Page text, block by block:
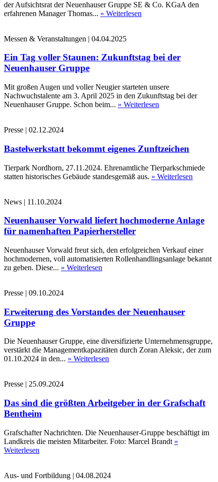
der Aufsichtsrat der Neuenhauser Gruppe SE & Co. KGaA den
erfahrenen Manager Thomas... » Weiterlesen
Messen & Veranstaltungen | 04.04.2025
Ein Tag voller Staunen: Zukunftstag bei der
Neuenhauser Gruppe
Mit großen Augen und voller Neugier starteten unsere
Nachwuchstalente am 3. April 2025 in den Zukunftstag bei der
Neuenhauser Gruppe. Schon beim... » Weiterlesen
Presse | 02.12.2024
Bastelwerkstatt bekommt eigenes Zunftzeichen
Tierpark Nordhorn, 27.11.2024. Ehrenamtliche Tierparkschmiede
statten historisches Gebäude standesgemäß aus. » Weiterlesen
News | 11.10.2024
Neuenhauser Vorwald liefert hochmoderne Anlage
für namenhaften Papierhersteller
Neuenhauser Vorwald freut sich, den erfolgreichen Verkauf einer
hochmodernen, voll automatisierten Rollenhandlingsanlage bekannt
zu geben. Diese... » Weiterlesen
Presse | 09.10.2024
Erweiterung des Vorstandes der Neuenhauser
Gruppe
Die Neuenhauser Gruppe, eine diversifizierte Unternehmensgruppe,
verstärkt die Managementkapazitäten durch Zoran Aleksic, der zum
01.10.2024 in den... » Weiterlesen
Presse | 25.09.2024
Das sind die größten Arbeitgeber in der Grafschaft
Bentheim
Grafschafter Nachrichten. Die Neuenhauser-Gruppe beschäftigt im
Landkreis die meisten Mitarbeiter. Foto: Marcel Brandt »
Weiterlesen
Aus- und Fortbildung | 04.08.2024